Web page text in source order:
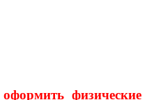
физические